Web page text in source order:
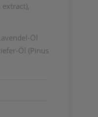
Öl
Öl (Pinus